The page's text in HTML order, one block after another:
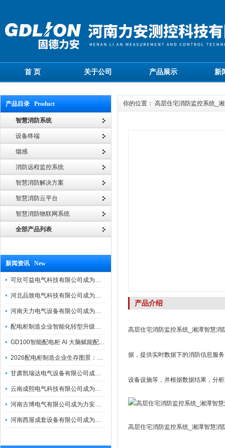
首 页 关于公司 产品展示 新
产品目录 Product
智慧消防系统
设备终端
烟感
消防远程监控系统
智慧消防解决方案
智慧消防云平台
智慧消防物联网系统
全部产品列表
新闻资讯 New
可欣可益电气科技有限公司成为力安电易云战略合作伙伴，共创智能配电新未来
河北品致电气科技有限公司成为力安电易云战略合作伙伴，共创智能配电新未来
河南天力电气设备有限公司成为力安电易云战略合作伙伴，共创智能配电新未来
配电柜制造企业智能化转型升级研讨会在力安成功举办
GD100智能配电柜 AI 大脑赋能配电柜制造企业高压一键顺控！
2026配电柜制造企业生存图景：市场、政策与智能化转型路径
甘肃凯瑞达电气设备有限公司成为电易云战略合作伙伴，共创智能配电新未来
云南成熙电气科技有限公司成为力安电易云战略合作伙伴，共创智能配电新未来
河南古博电气有限公司成为力安电易云战略合作伙伴，共创智能配电新未来！
河南西屋成套设备有限公司成为力安电易云战略合作伙伴，共创智能配电新未来
你的位置： 高层住宅消防监控系统_
产品介绍
高层住宅消防监控系统_湘潭智慧
据，提供实时数据下的消防信息服
设备设施等，并根据数据结果，分
高层住宅消防监控系统_湘潭智慧消